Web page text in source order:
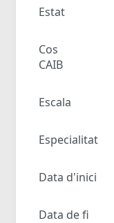
Estat
Cos
CAIB
Escala
Especialitat
Data d'inici
Data de fi